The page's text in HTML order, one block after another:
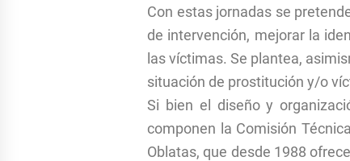
Con estas jornadas se
de intervención, mejorar la
las víctimas. Se plantea,
situación de prostitución y/o
Si bien el diseño y
componen la Comisión
Oblatas, que desde 1988